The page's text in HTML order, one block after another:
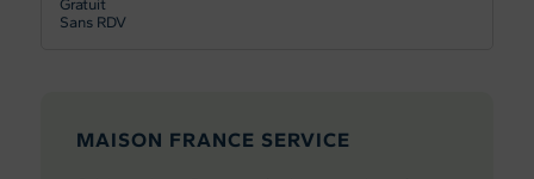
Gratuit
Sans RDV
MAISON FRANCE SERVICE